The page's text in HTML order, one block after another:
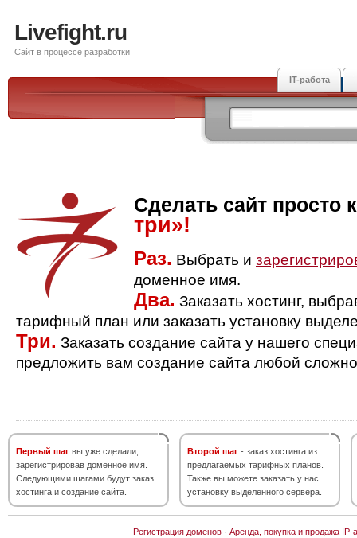
Livefight.ru
Сайт в процессе разработки
IT-работа
Сделать сайт просто
три»!
Раз. Выбрать и
доменное имя.
Два. Заказать хостинг,
тарифный план или заказать установку
Три. Заказать создание сайта у нашего
предложить вам создание сайта любой
Первый шаг вы уже сделали,
зарегистрировав доменное имя.
Следующими шагами будут заказ
хостинга и создание сайта.
Второй шаг - заказ хостинга из
предлагаемых тарифных планов.
Также вы можете заказать у нас
установку выделенного сервера.
Регистрация доменов· Аренда, покупка и продажа IP-